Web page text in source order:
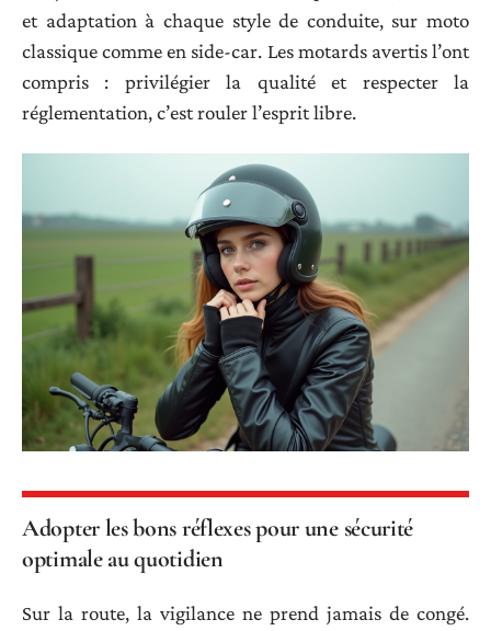
et adaptation à chaque style de conduite, sur moto
classique comme en side-car. Les motards avertis l’ont
compris : privilégier la qualité et respecter la
réglementation, c’est rouler l’esprit libre.
Adopter les bons réflexes pour une sécurité
optimale au quotidien
Sur la route, la vigilance ne prend jamais de congé.